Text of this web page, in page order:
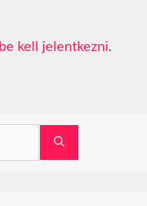
be kell jelentkezni.